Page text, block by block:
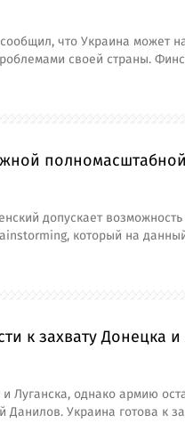
что Украина может
своей страны.
допускает
который на
к захвату Донецка и
Луганска, однако армию
Данилов. Украина готова к